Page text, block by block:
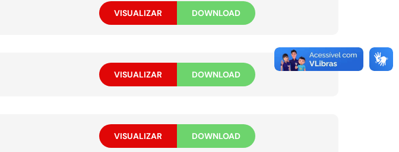
VISUALIZAR DOWNLOAD
VISUALIZAR DOWNLOAD
VISUALIZAR DOWNLOAD